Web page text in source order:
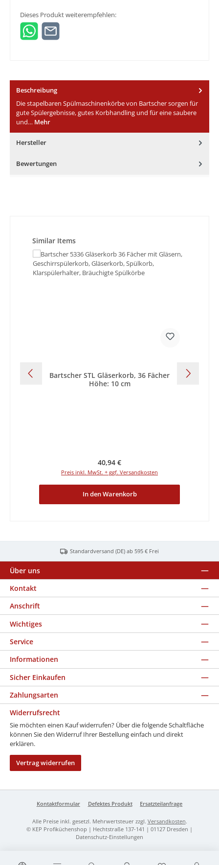
Dieses Produkt weiterempfehlen:
Beschreibung
Die stapelbaren Spülmaschinenkörbe von Bartscher sorgen für
gute Spülergebnisse, gutes Korbhandling und für eine saubere
und… Mehr
Hersteller
Bewertungen
Produktgalerie überspringen
Similar Items
Bartscher STL Gläserkorb, 36 Fächer
Höhe: 10 cm
Regulärer Preis:
40,94 €
Preis inkl. MwSt. + ggf. Versandkosten
In den Warenkorb
Standardversand (DE) ab 595 € Frei
Über uns
Kontakt
Anschrift
Wichtiges
Service
Informationen
Sicher Einkaufen
Zahlungsarten
Widerrufsrecht
Sie möchten einen Kauf widerrufen? Über die folgende Schaltfläche
können Sie den Widerruf Ihrer Bestellung einfach und direkt
erklären.
Vertrag widerrufen
Kontaktformular Defektes Produkt Ersatzteilanfrage
Alle Preise inkl. gesetzl. Mehrwertsteuer zzgl. Versandkosten.
© KEP Profiküchenshop | Hechtstraße 137-141 | 01127 Dresden |
Datenschutz-Einstellungen